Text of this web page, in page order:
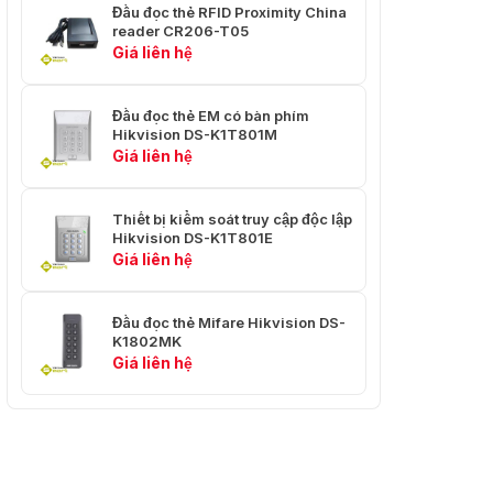
Đầu đọc thẻ RFID Proximity China
reader CR206-T05
Giá liên hệ
Đầu đọc thẻ EM có bàn phím
Hikvision DS-K1T801M
Giá liên hệ
Thiết bị kiểm soát truy cập độc lập
Hikvision DS-K1T801E
Giá liên hệ
Đầu đọc thẻ Mifare Hikvision DS-
K1802MK
Giá liên hệ